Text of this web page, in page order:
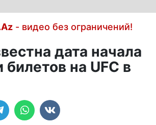
- видео без ограничений!
дата начала
на UFC в